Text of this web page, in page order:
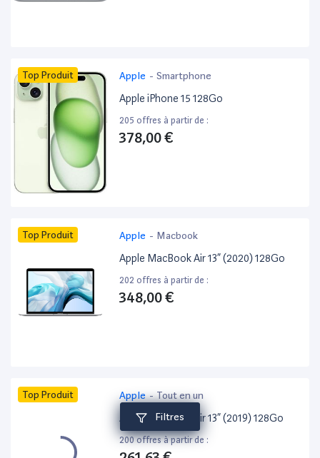
Filtres
Top Produit Apple - Smartphone
Apple iPhone 15 128Go
205 offres à partir de :
378,00 €
Top Produit Apple - Macbook
Apple MacBook Air 13” (2020) 128Go
202 offres à partir de :
348,00 €
Top Produit Apple- Tout en un
Apple MacBook Air 13” (2019) 128Go
200 offres à partir de :